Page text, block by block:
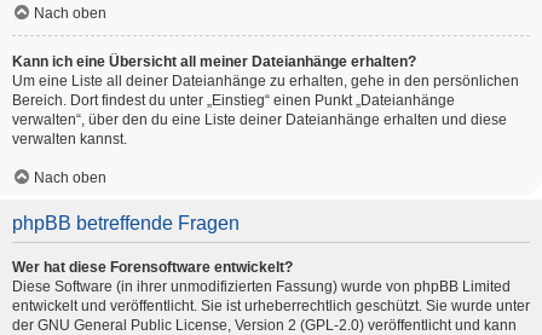
Nach oben
Kann ich eine Übersicht all meiner Dateianhänge erhalten?
Um eine Liste all deiner Dateianhänge zu erhalten, gehe in den persönlichen
Bereich. Dort findest du unter „Einstieg“ einen Punkt „Dateianhänge
verwalten“, über den du eine Liste deiner Dateianhänge erhalten und diese
verwalten kannst.
Nach oben
phpBB betreffende Fragen
Wer hat diese Forensoftware entwickelt?
Diese Software (in ihrer unmodifizierten Fassung) wurde von phpBB Limited
entwickelt und veröffentlicht. Sie ist urheberrechtlich geschützt. Sie wurde unter
der GNU General Public License, Version 2 (GPL-2.0) veröffentlicht und kann